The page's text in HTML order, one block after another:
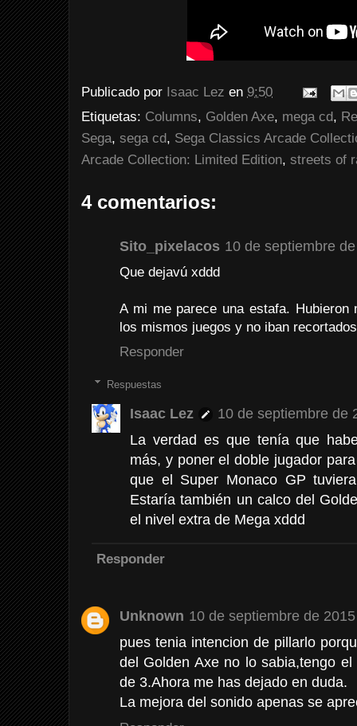
Publicado por Isaac Lez en 9:50
Etiquetas: Columns, Golden Axe, mega cd,
Sega, sega cd, Sega Classics Arcade
Arcade Collection: Limited Edition, streets of
4 comentarios:
Sito_pixelacos 10 de septiembre
Que dejavú xddd
A mi me parece una estafa.
los mismos juegos y no iban
Responder
Respuestas
Isaac Lez
10 de septiembre de
La verdad es que tenía que
más, y poner el doble jugador
que el Super Monaco GP
Estaría también un calco del
el nivel extra de Mega xddd
Responder
Unknown 10 de septiembre de
pues tenia intencion de pillarlo
del Golden Axe no lo sabia,tengo
de 3.Ahora me has dejado en duda.
La mejora del sonido apenas se